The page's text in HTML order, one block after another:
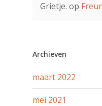
Grietje. op
Archieven
maart 2022
mei 2021